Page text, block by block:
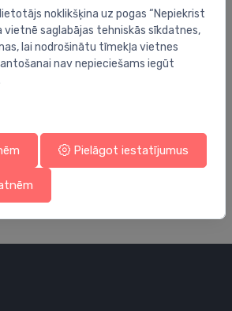
mm, ar spiediena
noklikšķina uz pogas “Nepiekrist
vietnē saglabājas tehniskās sīkdatnes,
lai nodrošinātu tīmekļa vietnes
nav nepieciešams iegūt
Pielāgot iestatījumus